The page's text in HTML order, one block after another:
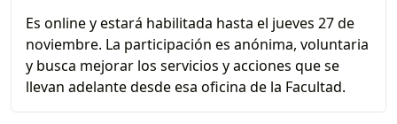
Es online y estará habilitada hasta el jueves 27 de
noviembre. La participación es anónima, voluntaria
y busca mejorar los servicios y acciones que se
llevan adelante desde esa oficina de la Facultad.